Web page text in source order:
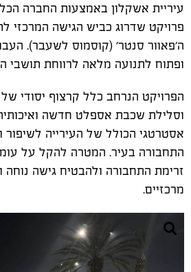
עיריית אשקלון באמצעות החברה
פרויקט שדרוג כביש הגישה המרכזי
ה'פאוור סנטר' (קוסמוס לשעבר).
ופתוח לתנועה מלאה לרווחת תושבי
הפרויקט הנרחב כלל קרצוף יסודי
וסלילת שכבת אספלט חדשה
אסטרטגי הכולל של העירייה לשיפור
התחבורה בעיר. המטרה להקל על
זרימת התחבורה ולהבטיח גישה
מרכזיים.